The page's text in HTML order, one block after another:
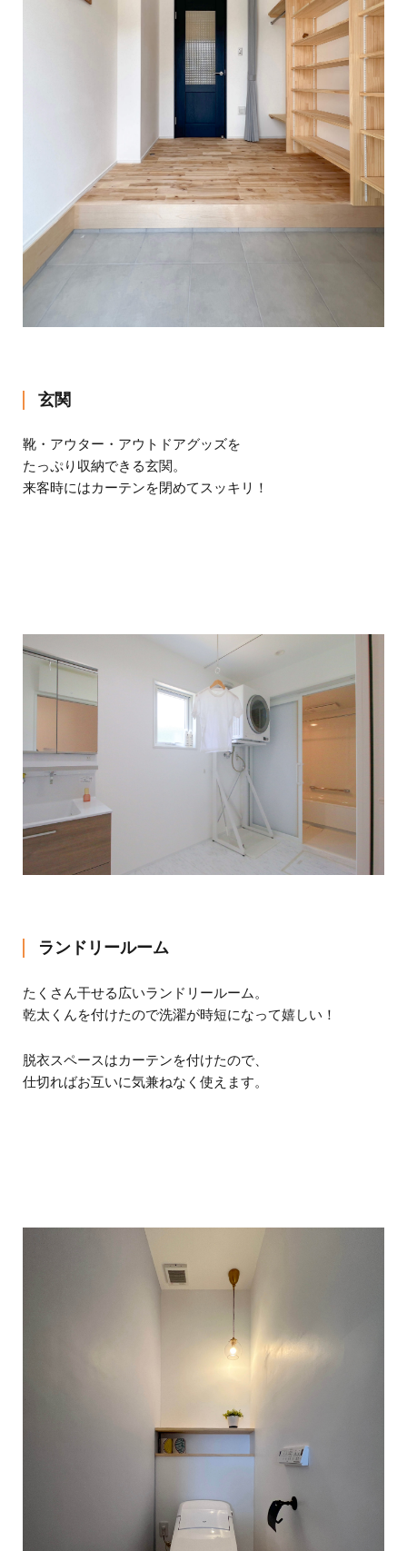
玄関
靴・アウター・アウトドアグッズを
たっぷり収納できる玄関。
来客時にはカーテンを閉めてスッキリ！
ランドリールーム
たくさん干せる広いランドリールーム。
乾太くんを付けたので洗濯が時短になって嬉しい！
脱衣スペースはカーテンを付けたので、
仕切ればお互いに気兼ねなく使えます。